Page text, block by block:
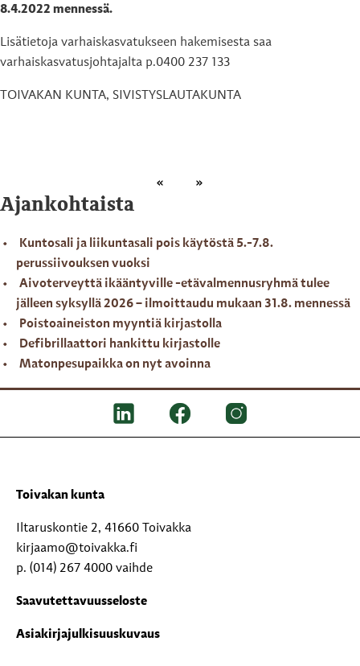
8.4.2022 mennessä.
Lisätietoja varhaiskasvatukseen hakemisesta saa
varhaiskasvatusjohtajalta p.0400 237 133
TOIVAKAN KUNTA, SIVISTYSLAUTAKUNTA
Ajankohtaista
Kuntosali ja liikuntasali pois käytöstä 5.-7.8.
perussiivouksen vuoksi
Aivoterveyttä ikääntyville -etävalmennusryhmä tulee
jälleen syksyllä 2026 – ilmoittaudu mukaan 31.8. mennessä
Poistoaineiston myyntiä kirjastolla
Defibrillaattori hankittu kirjastolle
Matonpesupaikka on nyt avoinna
Toivakan kunta
Iltaruskontie 2, 41660 Toivakka
kirjaamo@toivakka.fi
p. (014) 267 4000 vaihde
Saavutettavuusseloste
Asiakirjajulkisuuskuvaus